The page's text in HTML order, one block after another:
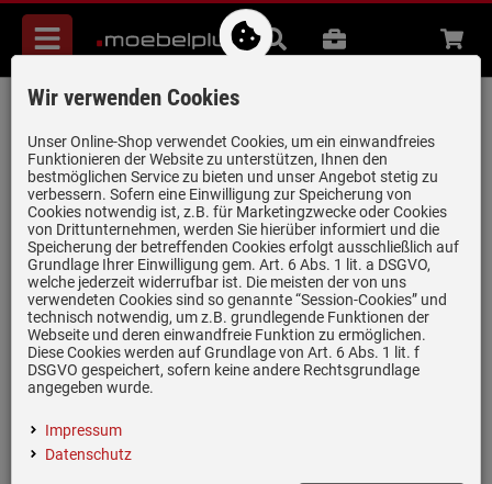
Menü
Suche
B2B Beratung
Oranier 2981405000 emailliertes
Backblech
Artikel-Nummer:19945282 | Herstellernummer: 2981405000 |
EAN:4051543042299
Einloggen und Bewertung schreiben
Passend für 90 cm Standherde
Wir verwenden Cookies
Unser Online-Shop verwendet Cookies, um ein einwandfreies
Funktionieren der Website zu unterstützen, Ihnen den
bestmöglichen Service zu bieten und unser Angebot stetig zu
verbessern. Sofern eine Einwilligung zur Speicherung von
Cookies notwendig ist, z.B. für Marketingzwecke oder Cookies
von Drittunternehmen, werden Sie hierüber informiert und die
Speicherung der betreffenden Cookies erfolgt ausschließlich auf
Grundlage Ihrer Einwilligung gem. Art. 6 Abs. 1 lit. a DSGVO,
welche jederzeit widerrufbar ist. Die meisten der von uns
verwendeten Cookies sind so genannte “Session-Cookies” und
technisch notwendig, um z.B. grundlegende Funktionen der
Webseite und deren einwandfreie Funktion zu ermöglichen.
Diese Cookies werden auf Grundlage von Art. 6 Abs. 1 lit. f
DSGVO gespeichert, sofern keine andere Rechtsgrundlage
angegeben wurde.
Impressum
Datenschutz